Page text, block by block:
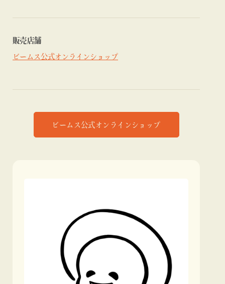
販売店舗
ビームス公式オンラインショップ
ビームス公式オンラインショップ